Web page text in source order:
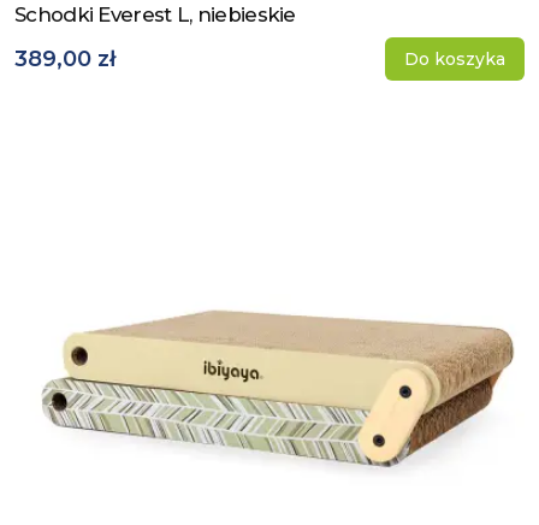
Zobacz produkt
Schodki Everest L, niebieskie
389,00 zł Do koszyka